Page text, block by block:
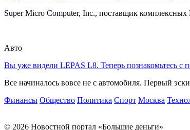
Super Micro Computer, Inc., поставщик
Авто
Вы уже видели LEPAS L8. Теперь познакомьтесь
Все начиналось вовсе не с автомобиля. Первый
Финансы Общество Политика Спорт Москва
© 2026 Новостной портал «Большие деньги»